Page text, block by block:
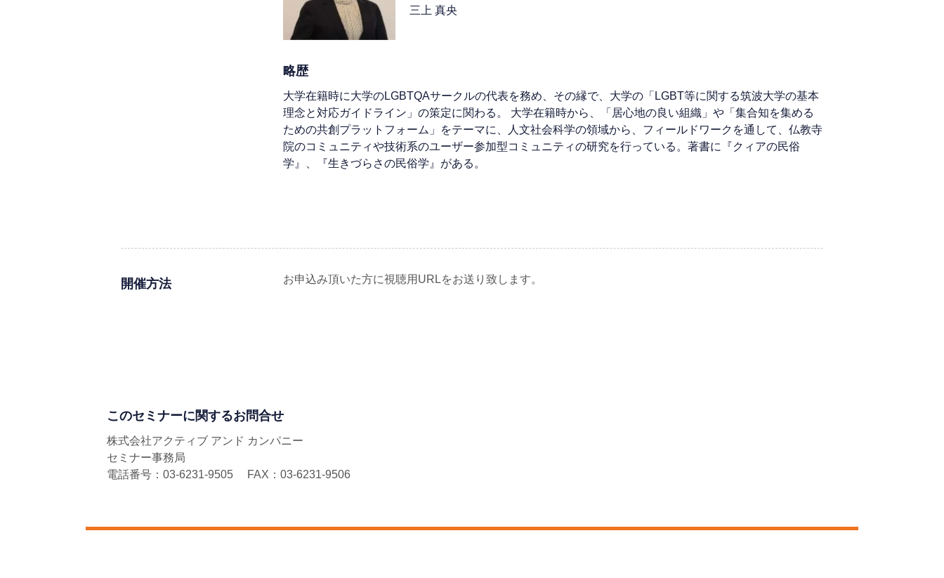
三上 真央
略歴
大学在籍時に大学のLGBTQAサークルの代表を務め、その縁で、大学の「LGBT等に関する筑波大学の基本
理念と対応ガイドライン」の策定に関わる。 大学在籍時から、「居心地の良い組織」や「集合知を集める
ための共創プラットフォーム」をテーマに、人文社会科学の領域から、フィールドワークを通して、仏教寺
院のコミュニティや技術系のユーザー参加型コミュニティの研究を行っている。著書に『クィアの民俗
学』、『生きづらさの民俗学』がある。
開催方法 お申込み頂いた方に視聴用URLをお送り致します。
このセミナーに関するお問合せ
株式会社アクティブ アンド カンパニー
セミナー事務局
電話番号：03-6231-9505 FAX：03-6231-9506